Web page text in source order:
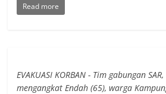
Read more
EVAKUASI KORBAN - Tim gabungan
mengangkat Endah (65), warga